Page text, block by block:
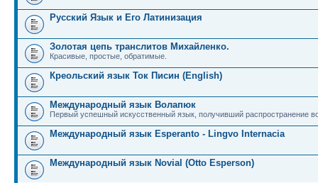
Русский Язык и Его Латинизация
Золотая цепь транслитов Михайленко.
Красивые, простые, обратимые.
Креольский язык Ток Писин (English)
Международный язык Волапюк
Первый успешный искусственный язык, получивший распространение
Международный язык Esperanto - Lingvo Internacia
Международный язык Novial (Otto Esperson)